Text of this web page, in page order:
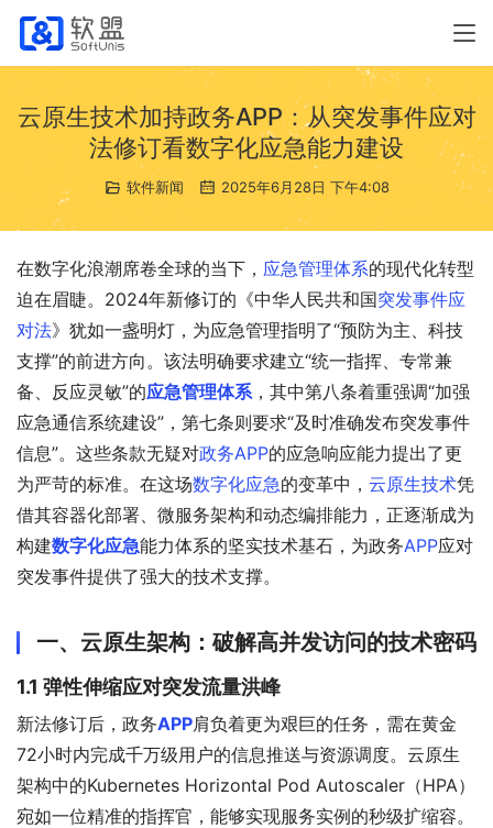
云原生技术加持政务APP：从突发事件应对
法修订看数字化应急能力建设
软件新闻 2025年6月28日 下午4:08
在数字化浪潮席卷全球的当下， 应急管理体系的现代化转型
迫在眉睫。2024年新修订的《中华人民共和国突发事件应
对法》犹如一盏明灯，为应急管理指明了“预防为主、科技
支撑”的前进方向。该法明确要求建立“统一指挥、专常兼
备、反应灵敏”的应急管理体系，其中第八条着重强调“加强
应急通信系统建设”，第七条则要求“及时准确发布突发事件
信息”。这些条款无疑对政务APP的应急响应能力提出了更
为严苛的标准。在这场数字化应急的变革中， 云原生技术凭
借其容器化部署、微服务架构和动态编排能力，正逐渐成为
构建数字化应急能力体系的坚实技术基石，为政务APP应对
突发事件提供了强大的技术支撑。
一、云原生架构：破解高并发访问的技术密码
1.1 弹性伸缩应对突发流量洪峰
新法修订后，政务APP肩负着更为艰巨的任务，需在黄金
72小时内完成千万级用户的信息推送与资源调度。云原生
架构中的Kubernetes Horizontal Pod Autoscaler（HPA）
宛如一位精准的指挥官，能够实现服务实例的秒级扩缩容。